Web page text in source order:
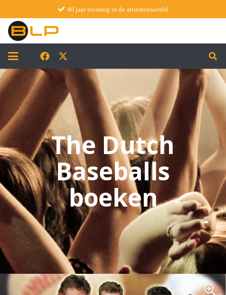
40 jaar ervaring in de artiestenwereld
The Dutch
Baseballs
boeken